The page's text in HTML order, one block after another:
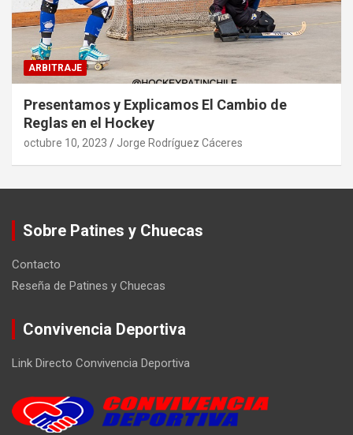
ARBITRAJE
Presentamos y Explicamos El Cambio de
Reglas en el Hockey
octubre 10, 2023 Jorge Rodríguez Cáceres
Sobre Patines y Chuecas
Contacto
Reseña de Patines y Chuecas
Convivencia Deportiva
Link Directo Convivencia Deportiva